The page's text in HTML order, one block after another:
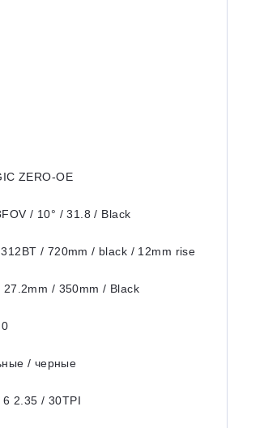
ZERO-OE
/ 10° / 31.8 / Black
/ 720mm / black / 12mm rise
27.2mm / 350mm / Black
/ черные
6 2.35 / 30TPI